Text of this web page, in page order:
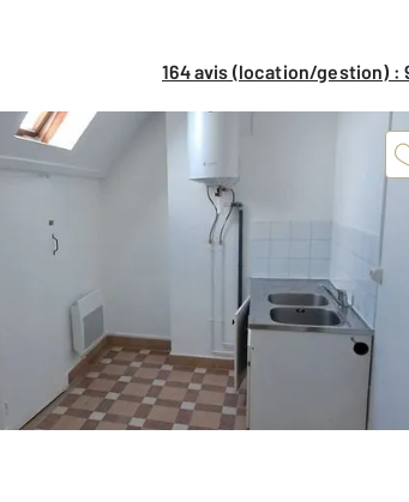
164 avis (location/gestion) :